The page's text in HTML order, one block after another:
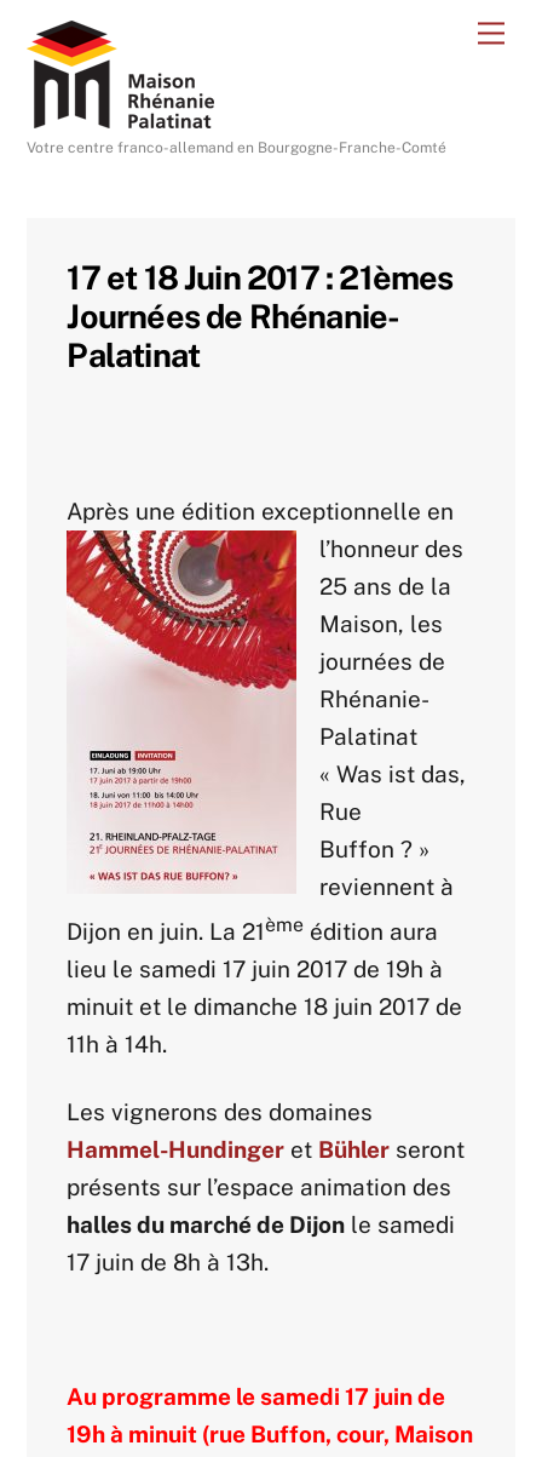
content
Votre centre franco-allemand en Bourgogne-Franche-Comté
17 et 18 Juin 2017 : 21èmes
Journées de Rhénanie-
Palatinat
Après une édition exceptionnelle en
l’honneur des
25 ans de la
Maison, les
journées de
Rhénanie-
Palatinat
« Was ist das,
Rue
Buffon ? »
reviennent à
Dijon en juin. La 21ème édition aura
lieu le samedi 17 juin 2017 de 19h à
minuit et le dimanche 18 juin 2017 de
11h à 14h.
Les vignerons des domaines
Hammel-Hundinger et Bühler seront
présents sur l’espace animation des
halles du marché de Dijon le samedi
17 juin de 8h à 13h.
Au programme le samedi 17 juin de
19h à minuit (rue Buffon, cour, Maison